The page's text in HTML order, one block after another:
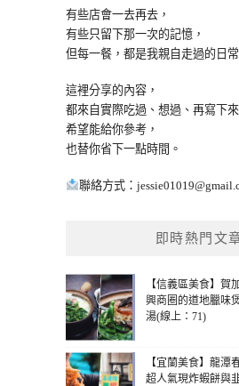
有些店會一去再去，
有些只留下那一次的記憶，
但每一餐，都是我親自走過的日常
這裡分享的內容，
都來自實際吃過、想過、再寫下來
希望能給你參考，
也替你省下一點時間。
聯絡方式：
即時熱門文
【信義區美食】賀
興商圈的道地臘味
湯(線上：71)
【宜蘭美食】龍潭
超人氣現炸蝦餅與